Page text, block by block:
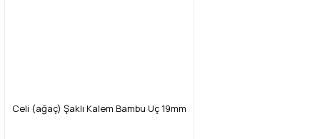
Celi (ağaç) Şaklı Kalem Bambu Uç 19mm